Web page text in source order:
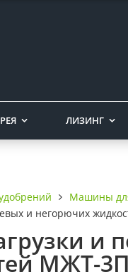
ЛИЗИНГ
Машины
и негорючих
и
МЖТ-3П